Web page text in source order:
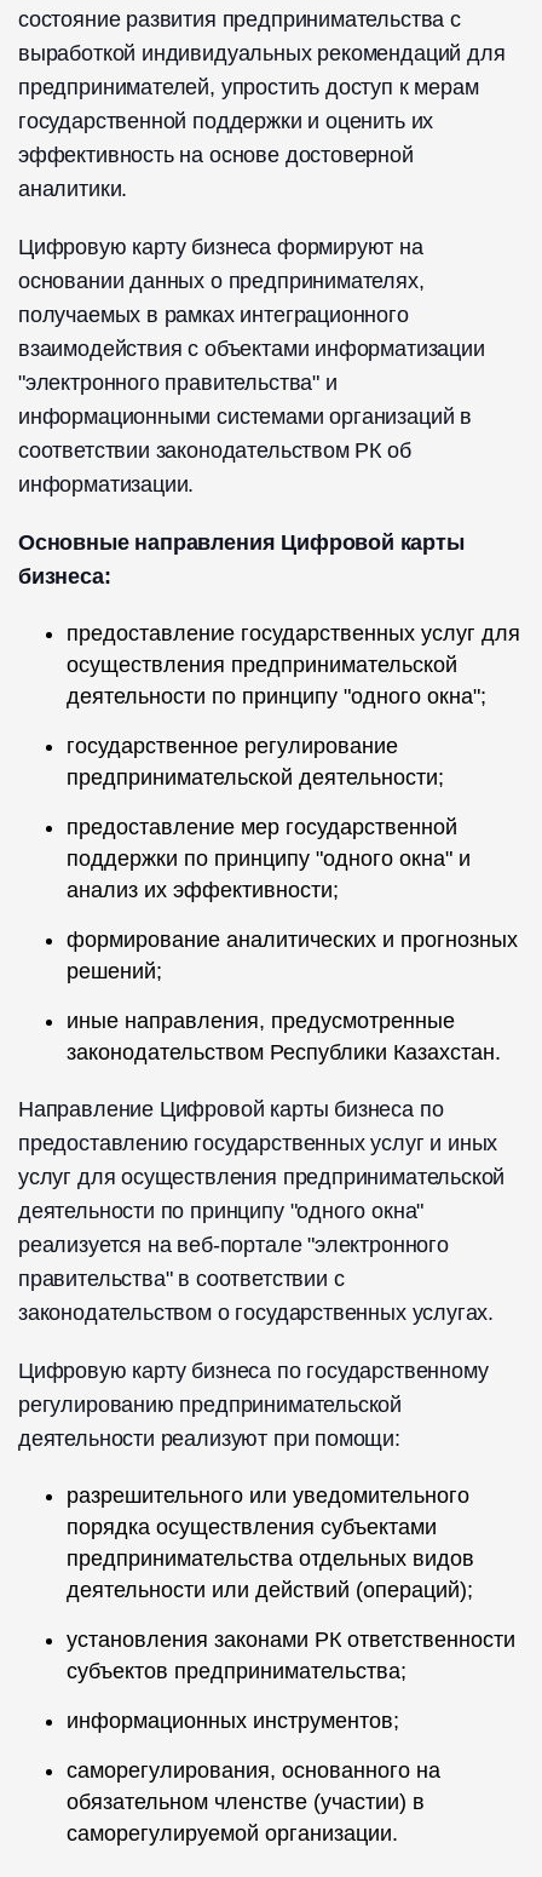
состояние развития предпринимательства с
выработкой индивидуальных рекомендаций для
предпринимателей, упростить доступ к мерам
государственной поддержки и оценить их
эффективность на основе достоверной
аналитики.
Цифровую карту бизнеса формируют на
основании данных о предпринимателях,
получаемых в рамках интеграционного
взаимодействия с объектами информатизации
"электронного правительства" и
информационными системами организаций в
соответствии законодательством РК об
информатизации.
Основные направления Цифровой карты
бизнеса:
предоставление государственных услуг для
осуществления предпринимательской
деятельности по принципу "одного окна";
государственное регулирование
предпринимательской деятельности;
предоставление мер государственной
поддержки по принципу "одного окна" и
анализ их эффективности;
формирование аналитических и прогнозных
решений;
иные направления, предусмотренные
законодательством Республики Казахстан.
Направление Цифровой карты бизнеса по
предоставлению государственных услуг и иных
услуг для осуществления предпринимательской
деятельности по принципу "одного окна"
реализуется на веб-портале "электронного
правительства" в соответствии с
законодательством о государственных услугах.
Цифровую карту бизнеса по государственному
регулированию предпринимательской
деятельности реализуют при помощи:
разрешительного или уведомительного
порядка осуществления субъектами
предпринимательства отдельных видов
деятельности или действий (операций);
установления законами РК ответственности
субъектов предпринимательства;
информационных инструментов;
саморегулирования, основанного на
обязательном членстве (участии) в
саморегулируемой организации.